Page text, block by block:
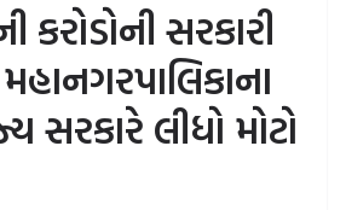
કરોડોની સરકારી
સરકારે લીધો મોટો